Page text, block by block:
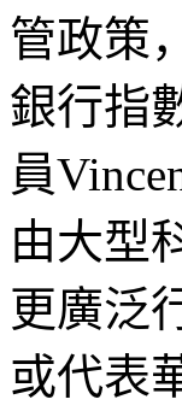
管政策
銀行指
員
由大型
更廣泛
或代表